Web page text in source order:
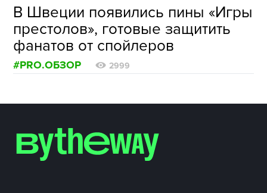
В Швеции появились пины «Игры
престолов», готовые защитить
фанатов от спойлеров
#PRO.ОБЗОР 2999
О ПРОЕКТЕ
РЕКЛАМА
КОНТАКТЫ